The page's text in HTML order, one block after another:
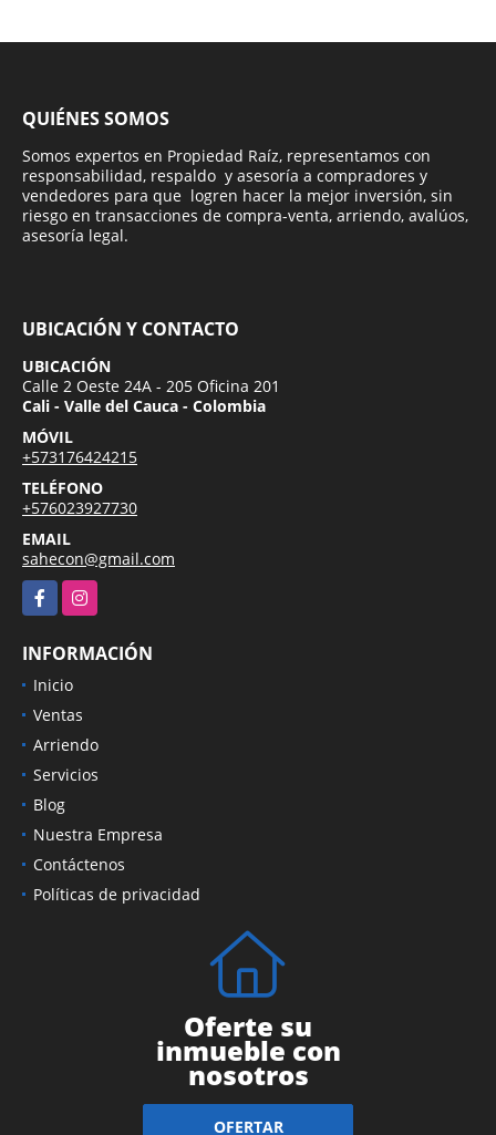
QUIÉNES SOMOS
Somos expertos en Propiedad Raíz, representamos con
responsabilidad, respaldo y asesoría a compradores y
vendedores para que logren hacer la mejor inversión, sin
riesgo en transacciones de compra-venta, arriendo, avalúos,
asesoría legal.
UBICACIÓN Y CONTACTO
UBICACIÓN
Calle 2 Oeste 24A - 205 Oficina 201
Cali - Valle del Cauca - Colombia
MÓVIL
+573176424215
TELÉFONO
+576023927730
EMAIL
sahecon@gmail.com
FacebookInstagram
INFORMACIÓN
Inicio
Ventas
Arriendo
Servicios
Blog
Nuestra Empresa
Contáctenos
Políticas de privacidad
Oferte su
inmueble con
nosotros
OFERTAR